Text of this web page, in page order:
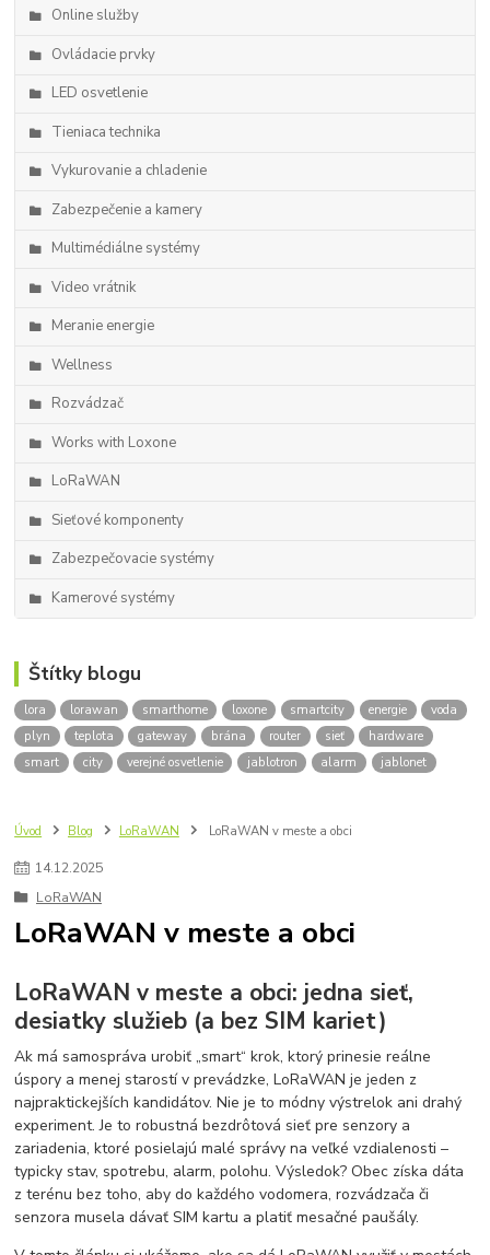
Online služby
Ovládacie prvky
LED osvetlenie
Tieniaca technika
Vykurovanie a chladenie
Zabezpečenie a kamery
Multimédiálne systémy
Video vrátnik
Meranie energie
Wellness
Rozvádzač
Works with Loxone
LoRaWAN
Sieťové komponenty
Zabezpečovacie systémy
Kamerové systémy
Štítky blogu
lora lorawan smarthome loxone smartcity energie
voda
plyn
teplota gateway brána router sieť
hardware
smart
city verejné osvetlenie jablotron alarm jablonet
Úvod Blog LoRaWAN LoRaWAN v meste a obci
14.12.2025
LoRaWAN
LoRaWAN v meste a obci
LoRaWAN v meste a obci: jedna sieť,
desiatky služieb (a bez SIM kariet)
Ak má samospráva urobiť „smart“ krok, ktorý prinesie reálne
úspory a menej starostí v prevádzke, LoRaWAN je jeden z
najpraktickejších kandidátov. Nie je to módny výstrelok ani drahý
experiment. Je to robustná bezdrôtová sieť pre senzory a
zariadenia, ktoré posielajú malé správy na veľké vzdialenosti –
typicky stav, spotrebu, alarm, polohu. Výsledok? Obec získa dáta
z terénu bez toho, aby do každého vodomera, rozvádzača či
senzora musela dávať SIM kartu a platiť mesačné paušály.